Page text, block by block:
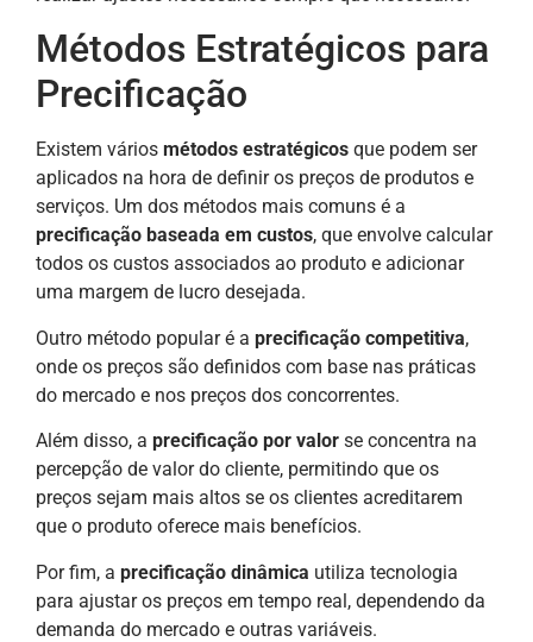
Métodos Estratégicos para
Precificação
Existem vários métodos estratégicos que podem ser
aplicados na hora de definir os preços de produtos e
serviços. Um dos métodos mais comuns é a
precificação baseada em custos, que envolve calcular
todos os custos associados ao produto e adicionar
uma margem de lucro desejada.
Outro método popular é a precificação competitiva,
onde os preços são definidos com base nas práticas
do mercado e nos preços dos concorrentes.
Além disso, a precificação por valor se concentra na
percepção de valor do cliente, permitindo que os
preços sejam mais altos se os clientes acreditarem
que o produto oferece mais benefícios.
Por fim, a precificação dinâmica utiliza tecnologia
para ajustar os preços em tempo real, dependendo da
demanda do mercado e outras variáveis.